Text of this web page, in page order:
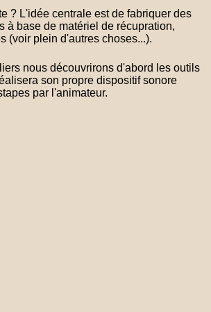
? L'idée centrale est de fabriquer des
à base de matériel de récupration,
(voir plein d'autres choses...).
nous découvrirons d'abord les outils
son propre dispositif sonore
par l'animateur.